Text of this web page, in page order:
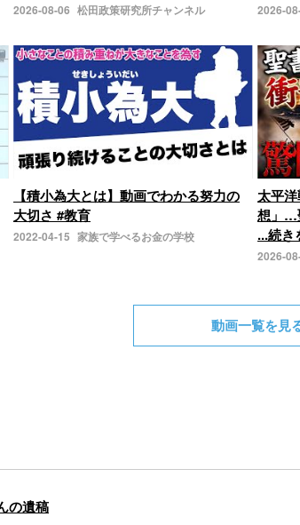
2026-08-06 松田政策研究所チャンネル 2026-
【積小為大とは】動画でわかる努力の
大切さ #教育
2022-04-15 家族で学べるお金の学校
太平
想」…
...続き
2026-
動画一覧を見